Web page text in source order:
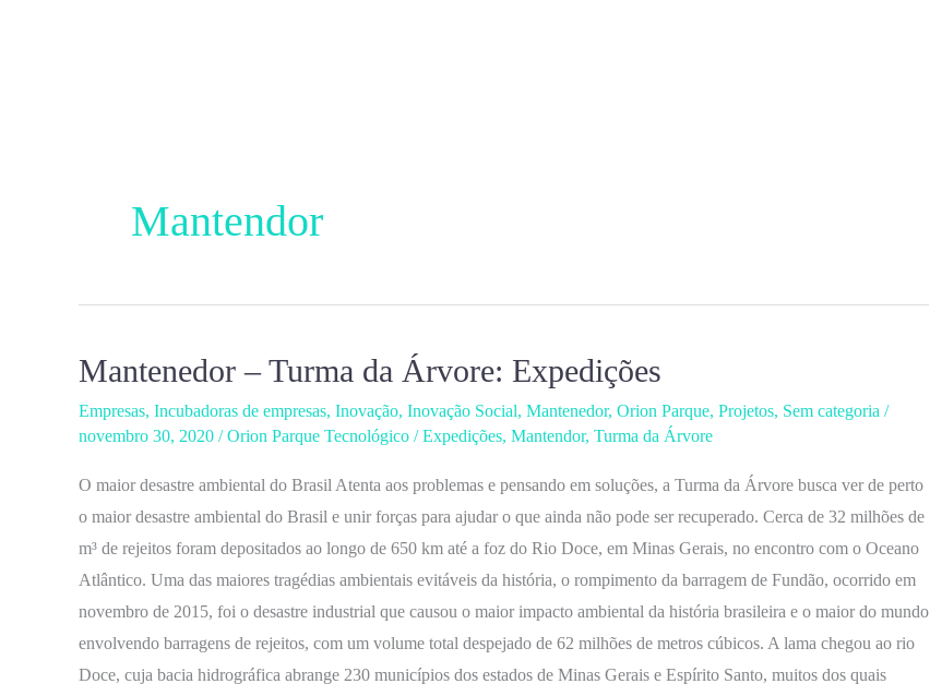
Mantendor
Mantenedor – Turma da Árvore: Expedições
Empresas, Incubadoras de empresas, Inovação, Inovação Social, Mantenedor, Orion Parque, Projetos, Sem categoria /
novembro 30, 2020 /Orion Parque Tecnológico /Expedições, Mantendor, Turma da Árvore
O maior desastre ambiental do Brasil Atenta aos problemas e pensando em soluções, a Turma da Árvore busca ver de perto
o maior desastre ambiental do Brasil e unir forças para ajudar o que ainda não pode ser recuperado. Cerca de 32 milhões de
m³ de rejeitos foram depositados ao longo de 650 km até a foz do Rio Doce, em Minas Gerais, no encontro com o Oceano
Atlântico. Uma das maiores tragédias ambientais evitáveis da história, o rompimento da barragem de Fundão, ocorrido em
novembro de 2015, foi o desastre industrial que causou o maior impacto ambiental da história brasileira e o maior do mundo
envolvendo barragens de rejeitos, com um volume total despejado de 62 milhões de metros cúbicos. A lama chegou ao rio
Doce, cuja bacia hidrográfica abrange 230 municípios dos estados de Minas Gerais e Espírito Santo, muitos dos quais
Mantenedor
Árvore:
Expedições